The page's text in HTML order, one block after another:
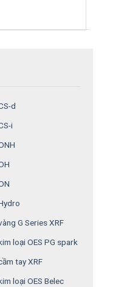
d
i
G Series XRF
loại OES PG spark
tay XRF
loại OES Belec